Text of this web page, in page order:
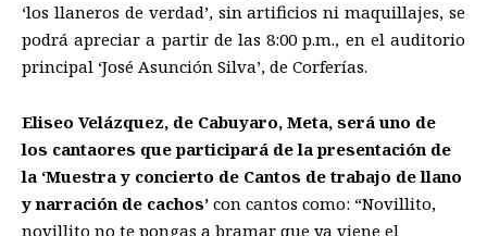
‘los llaneros de verdad’, sin artificios ni maquillajes, se
podrá apreciar a partir de las 8:00 p.m., en el auditorio
principal ‘José Asunción Silva’, de Corferías.
Eliseo Velázquez, de Cabuyaro, Meta, será uno de
los cantaores que participará de la presentación de
la ‘Muestra y concierto de Cantos de trabajo de llano
y narración de cachos’ con cantos como: “Novillito,
novillito no te pongas a bramar que ya viene el